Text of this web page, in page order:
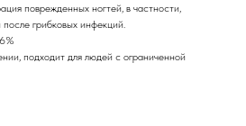
поврежденных ногтей, в частности,
после грибковых инфекций.
подходит для людей с ограниченной